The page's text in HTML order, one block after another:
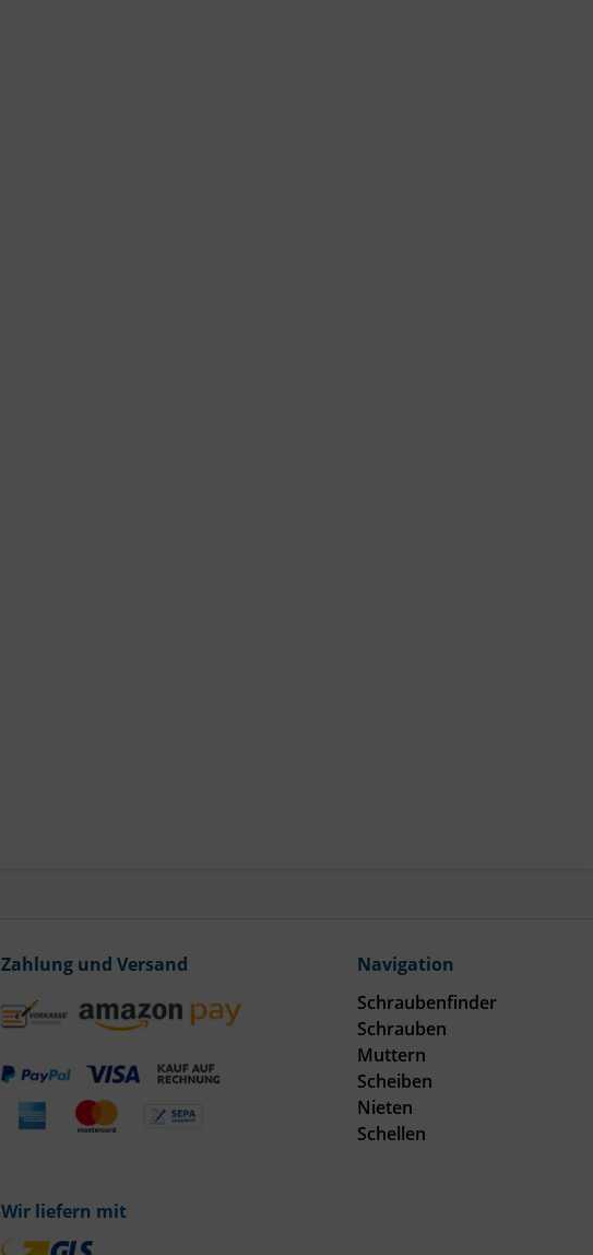
Zahlung und Versand
Wir liefern mit
Navigation
Schraubenfinder
Schrauben
Muttern
Scheiben
Nieten
Schellen